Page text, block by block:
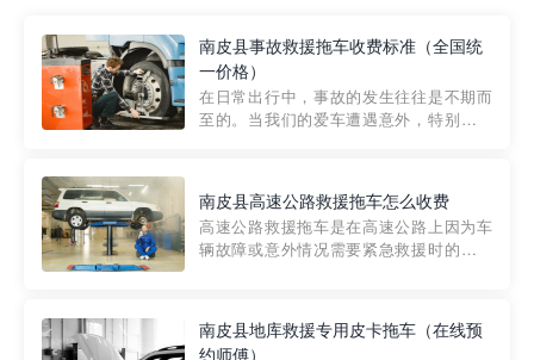
南皮县事故救援拖车收费标准（全国统
一价格）
在日常出行中，事故的发生往往是不期而
至的。当我们的爱车遭遇意外，特别是在
细解析一下市区事故救援拖车的收费标
准，以及在选用拖车服务时应注...
南皮县高速公路救援拖车怎么收费
高速公路救援拖车是在高速公路上因为车
辆故障或意外情况需要紧急救援时的必备
路救援拖车的收费标准是由当地交通管理
南皮县地库救援专用皮卡拖车（在线预
约师傅）